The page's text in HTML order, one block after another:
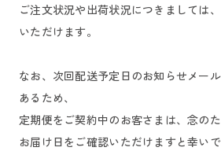
ご注文状況や出荷状況につきましては
いただけます。
なお、次回配送予定日のお知らせメー
あるため、
定期便をご契約中のお客さまは、念の
お届け日をご確認いただけますと幸いで